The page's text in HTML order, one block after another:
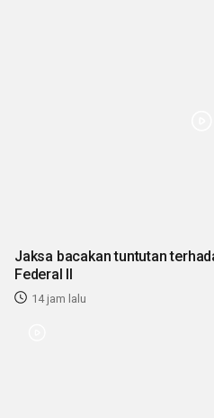
Jaksa bacakan tuntutan
Federal II
14 jam lalu